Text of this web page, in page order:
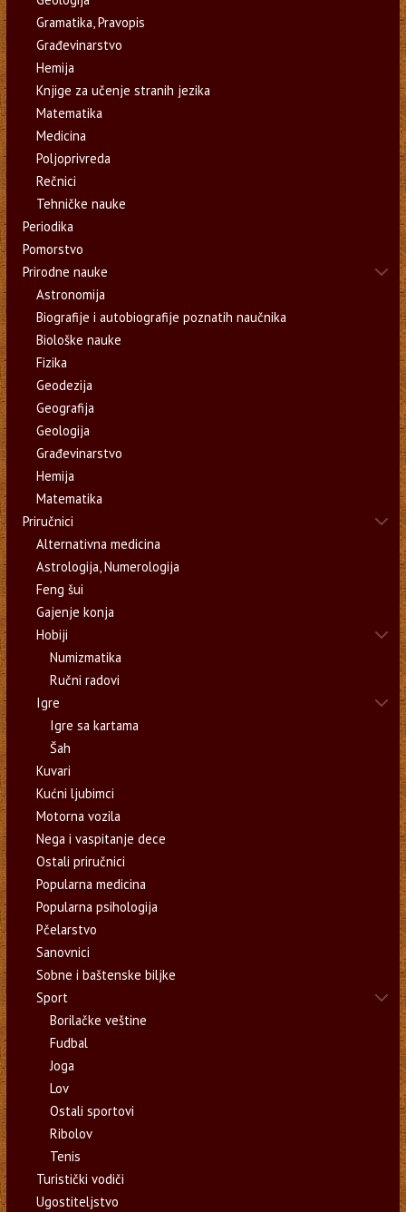
Gramatika, Pravopis
Građevinarstvo
Hemija
Knjige za učenje stranih jezika
Matematika
Medicina
Poljoprivreda
Rečnici
Tehničke nauke
Periodika
Pomorstvo
Prirodne nauke
Astronomija
Biografije i autobiografije poznatih naučnika
Biološke nauke
Fizika
Geodezija
Geografija
Geologija
Građevinarstvo
Hemija
Matematika
Priručnici
Alternativna medicina
Astrologija, Numerologija
Feng šui
Gajenje konja
Hobiji
Numizmatika
Ručni radovi
Igre
Igre sa kartama
Šah
Kuvari
Kućni ljubimci
Motorna vozila
Nega i vaspitanje dece
Ostali priručnici
Popularna medicina
Popularna psihologija
Pčelarstvo
Sanovnici
Sobne i baštenske biljke
Sport
Borilačke veštine
Fudbal
Joga
Lov
Ostali sportovi
Ribolov
Tenis
Turistički vodiči
Ugostiteljstvo